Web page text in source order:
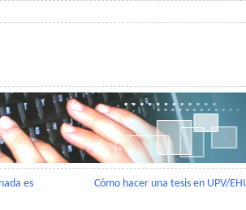
es
Cómo hacer una tesis en UPV/